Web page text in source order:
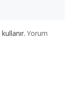
Yorum